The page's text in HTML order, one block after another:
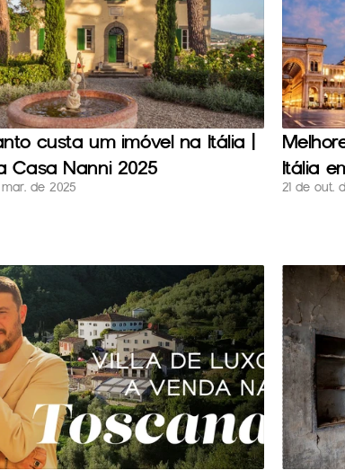
custa um imóvel na Itália |
Casa Nanni 2025
de 2025
Itália
21 de out.